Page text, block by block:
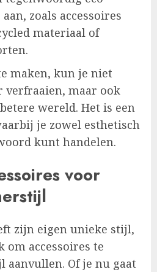
zoals accessoires
materiaal of
maken, kun je niet
verfraaien, maar ook
wereld. Het is een
je zowel esthetisch
kunt handelen.
voor
zijn eigen unieke stijl,
om accessoires te
aanvullen. Of je nu gaat